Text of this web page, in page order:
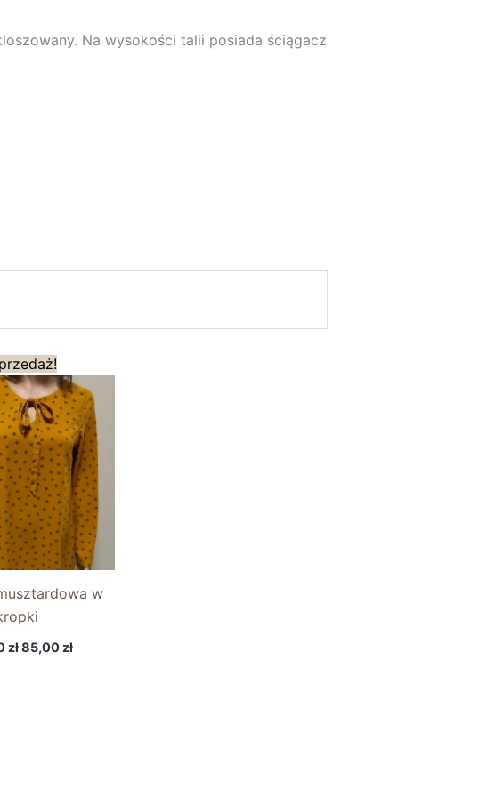
Na wysokości talii posiada ściągacz
w
zł
Pierwotna
cena
wynosiła:
169,00 zł.
85,00 zł
cena
wynosi:
85,00 zł.